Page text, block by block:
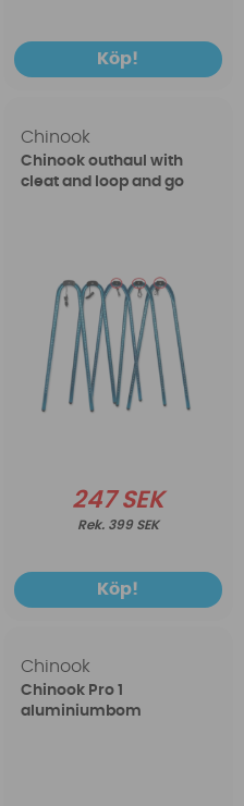
Köp!
Chinook
Chinook outhaul with
cleat and loop and go
247 SEK
399 SEK
Köp!
Chinook
Chinook Pro 1
aluminiumbom